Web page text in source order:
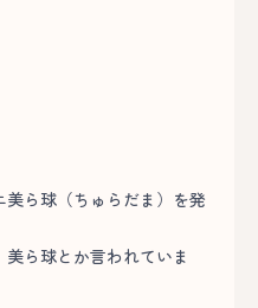
ら球（ちゅらだま）を発
ら球とか言われていま